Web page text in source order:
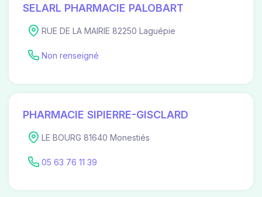
SELARL PHARMACIE PALOBART
RUE DE LA MAIRIE 82250 Laguépie
Non renseigné
PHARMACIE SIPIERRE-GISCLARD
LE BOURG 81640 Monestiés
05 63 76 11 39